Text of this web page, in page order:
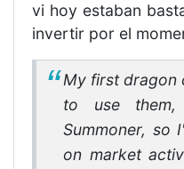
vi hoy estaban
invertir por el
My first dragon
to use
Summoner, so
on market